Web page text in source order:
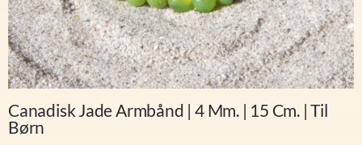
Canadisk Jade Armbånd | 4 Mm. | 15 Cm. | Til
Børn